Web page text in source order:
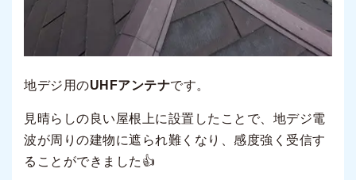
地デジ用のUHFアンテナです。
見晴らしの良い屋根上に設置したことで、地デジ電
波が周りの建物に遮られ難くなり、感度強く受信す
ることができました👍